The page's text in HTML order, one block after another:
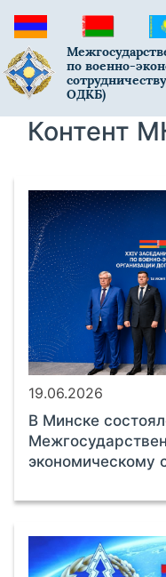
по военно-
ОДКБ)
Контент
19.06.2026
В Минске
экономическому